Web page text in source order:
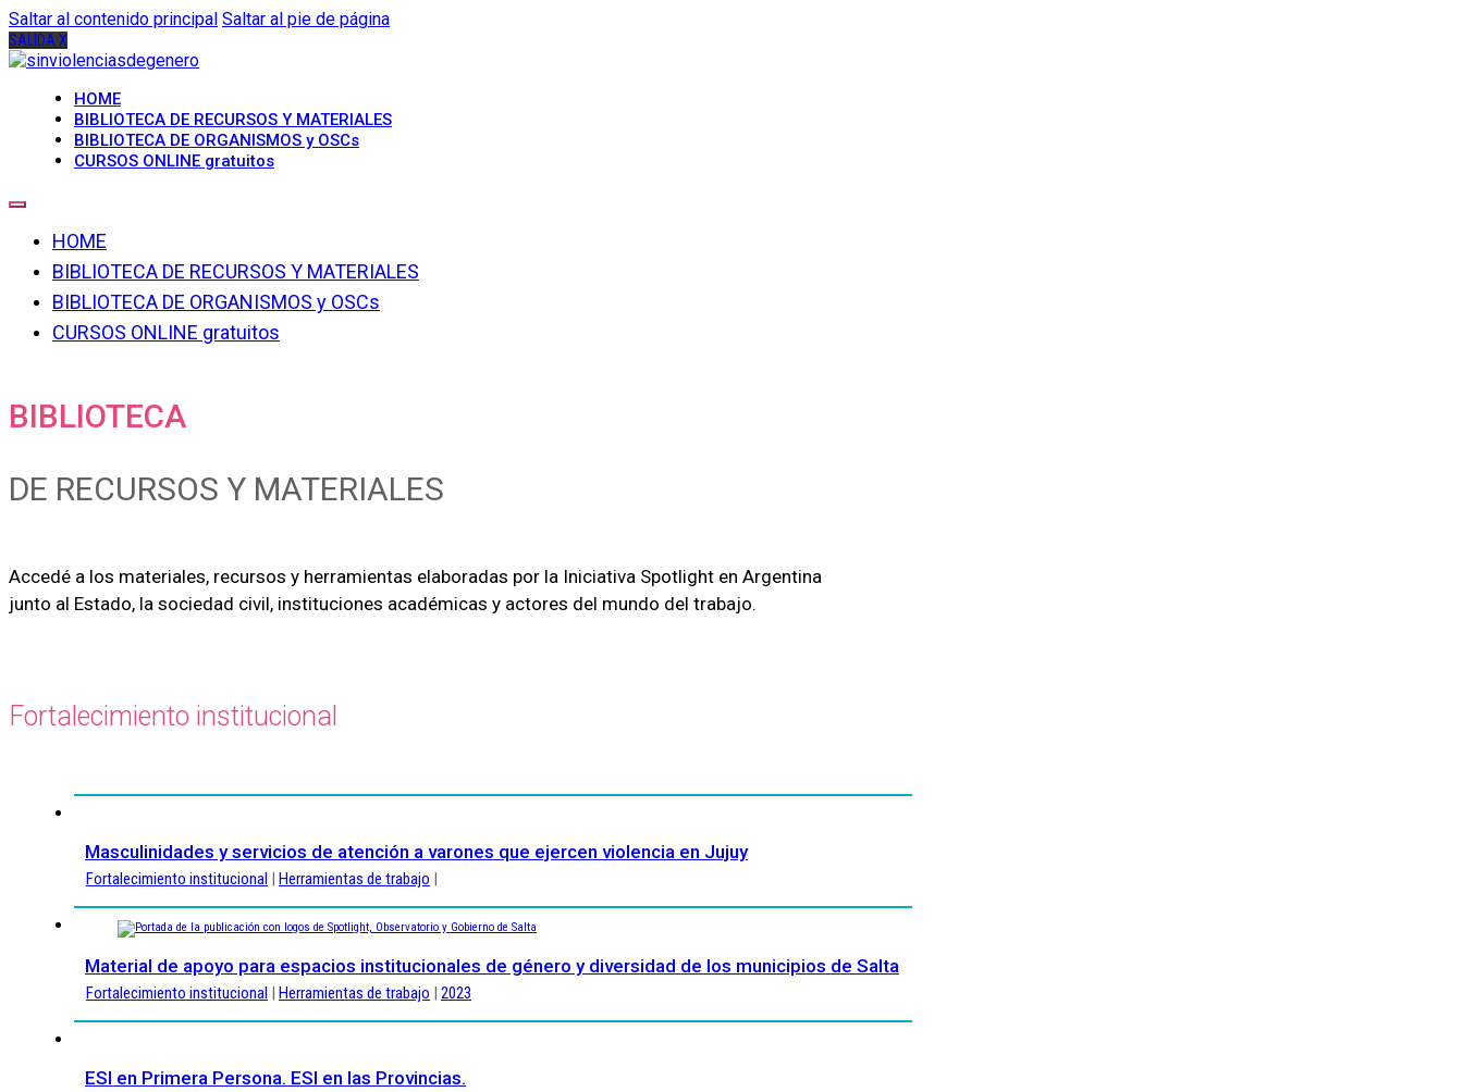
Saltar al contenido principal Saltar al pie de página
SALIDA X
HOME
BIBLIOTECA DE RECURSOS Y MATERIALES
BIBLIOTECA DE ORGANISMOS y OSCs
CURSOS ONLINE gratuitos
HOME
BIBLIOTECA DE RECURSOS Y MATERIALES
BIBLIOTECA DE ORGANISMOS y OSCs
CURSOS ONLINE gratuitos
BIBLIOTECA
DE RECURSOS Y MATERIALES
Accedé a los materiales, recursos y herramientas elaboradas por la Iniciativa Spotlight en Argentina
junto al Estado, la sociedad civil, instituciones académicas y actores del mundo del trabajo.
Fortalecimiento institucional
Masculinidades y servicios de atención a varones que ejercen violencia en Jujuy
Fortalecimiento institucional | Herramientas de trabajo |
Material de apoyo para espacios institucionales de género y diversidad de los municipios de Salta
Fortalecimiento institucional | Herramientas de trabajo | 2023
ESI en Primera Persona. ESI en las Provincias.